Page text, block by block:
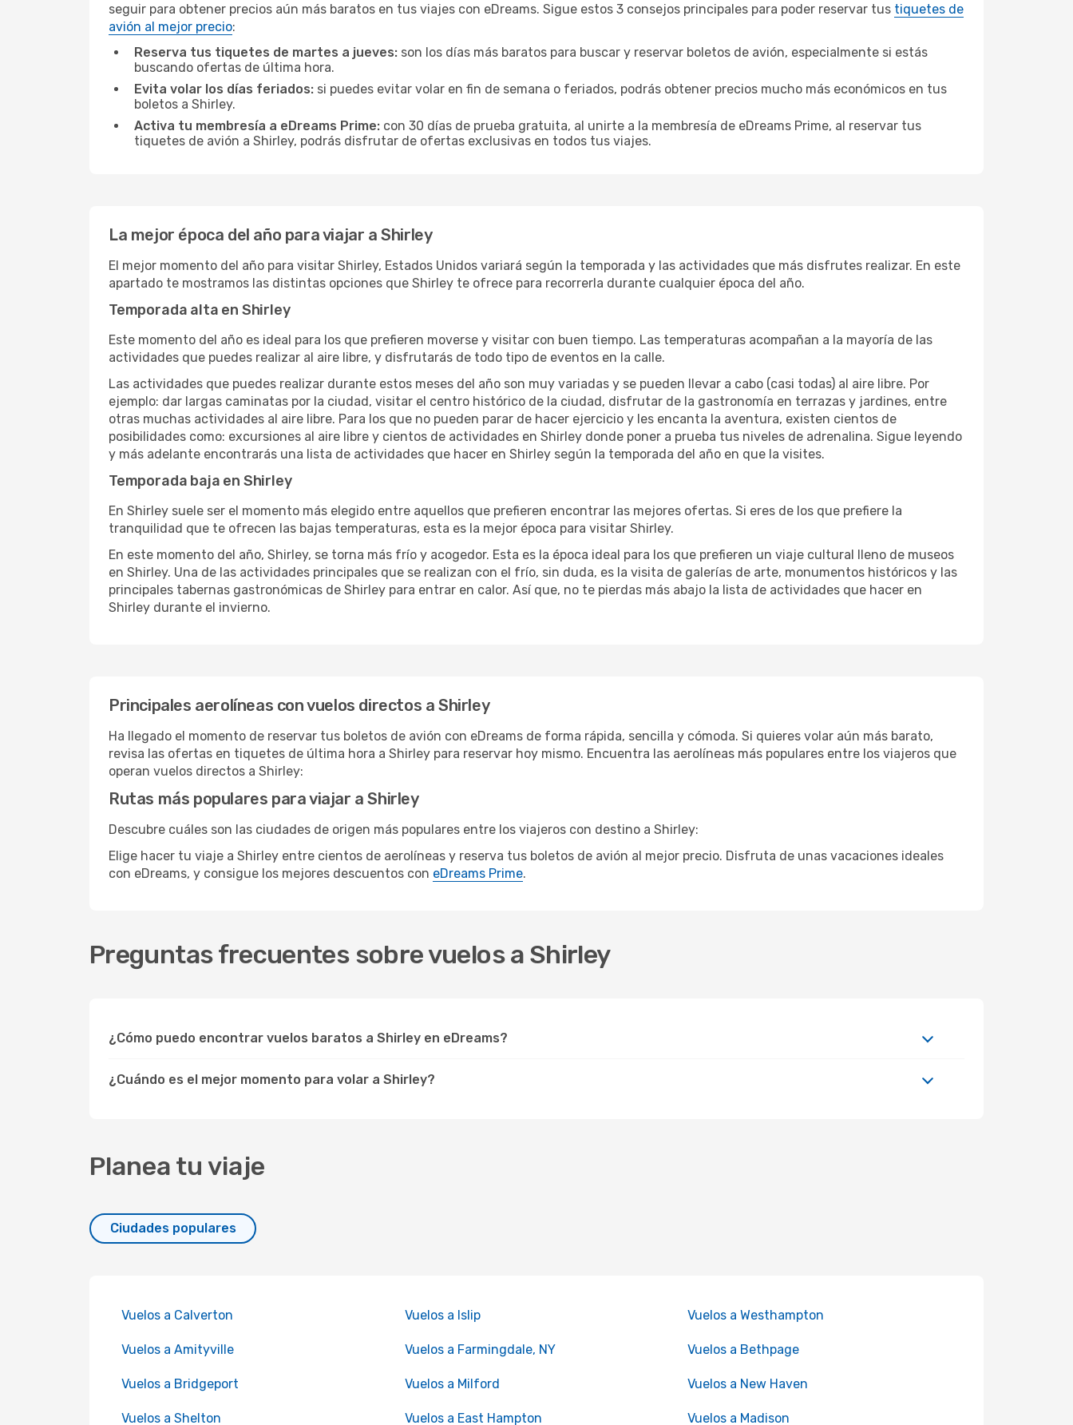
seguir para obtener precios aún más baratos en tus viajes con eDreams. Sigue estos 3 consejos principales para poder reservar tus tiquetes de
avión al mejor precio:
Reserva tus tiquetes de martes a jueves: son los días más baratos para buscar y reservar boletos de avión, especialmente si estás
buscando ofertas de última hora.
Evita volar los días feriados: si puedes evitar volar en fin de semana o feriados, podrás obtener precios mucho más económicos en tus
boletos a Shirley.
Activa tu membresía a eDreams Prime: con 30 días de prueba gratuita, al unirte a la membresía de eDreams Prime, al reservar tus
tiquetes de avión a Shirley, podrás disfrutar de ofertas exclusivas en todos tus viajes.
La mejor época del año para viajar a Shirley
El mejor momento del año para visitar Shirley, Estados Unidos variará según la temporada y las actividades que más disfrutes realizar. En este
apartado te mostramos las distintas opciones que Shirley te ofrece para recorrerla durante cualquier época del año.
Temporada alta en Shirley
Este momento del año es ideal para los que prefieren moverse y visitar con buen tiempo. Las temperaturas acompañan a la mayoría de las
actividades que puedes realizar al aire libre, y disfrutarás de todo tipo de eventos en la calle.
Las actividades que puedes realizar durante estos meses del año son muy variadas y se pueden llevar a cabo (casi todas) al aire libre. Por
ejemplo: dar largas caminatas por la ciudad, visitar el centro histórico de la ciudad, disfrutar de la gastronomía en terrazas y jardines, entre
otras muchas actividades al aire libre. Para los que no pueden parar de hacer ejercicio y les encanta la aventura, existen cientos de
posibilidades como: excursiones al aire libre y cientos de actividades en Shirley donde poner a prueba tus niveles de adrenalina. Sigue leyendo
y más adelante encontrarás una lista de actividades que hacer en Shirley según la temporada del año en que la visites.
Temporada baja en Shirley
En Shirley suele ser el momento más elegido entre aquellos que prefieren encontrar las mejores ofertas. Si eres de los que prefiere la
tranquilidad que te ofrecen las bajas temperaturas, esta es la mejor época para visitar Shirley.
En este momento del año, Shirley, se torna más frío y acogedor. Esta es la época ideal para los que prefieren un viaje cultural lleno de museos
en Shirley. Una de las actividades principales que se realizan con el frío, sin duda, es la visita de galerías de arte, monumentos históricos y las
principales tabernas gastronómicas de Shirley para entrar en calor. Así que, no te pierdas más abajo la lista de actividades que hacer en
Shirley durante el invierno.
Principales aerolíneas con vuelos directos a Shirley
Ha llegado el momento de reservar tus boletos de avión con eDreams de forma rápida, sencilla y cómoda. Si quieres volar aún más barato,
revisa las ofertas en tiquetes de última hora a Shirley para reservar hoy mismo. Encuentra las aerolíneas más populares entre los viajeros que
operan vuelos directos a Shirley:
Rutas más populares para viajar a Shirley
Descubre cuáles son las ciudades de origen más populares entre los viajeros con destino a Shirley:
Elige hacer tu viaje a Shirley entre cientos de aerolíneas y reserva tus boletos de avión al mejor precio. Disfruta de unas vacaciones ideales
con eDreams, y consigue los mejores descuentos con eDreams Prime.
Preguntas frecuentes sobre vuelos a Shirley
¿Cómo puedo encontrar vuelos baratos a Shirley en eDreams?
¿Cuándo es el mejor momento para volar a Shirley?
Planea tu viaje
Ciudades populares
Vuelos a Calverton Vuelos a Islip Vuelos a Westhampton
Vuelos a Amityville Vuelos a Farmingdale, NY Vuelos a Bethpage
Vuelos a Bridgeport Vuelos a Milford Vuelos a New Haven
Vuelos a Shelton Vuelos a East Hampton Vuelos a Madison